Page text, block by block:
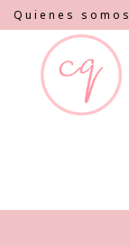
Quienes somos